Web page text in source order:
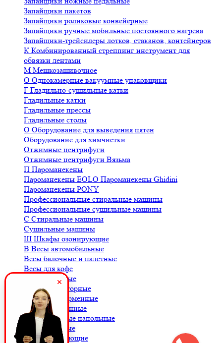
Запайщики пакетов
Запайщики роликовые конвейерные
Запайщики ручные мобильные постоянного нагрева
Запайщики-трейсилеры лотков, стаканов, контейнеров
К Комбинированный стреппинг инструмент для
обвязки лентами
М Мешкозашивочное
О Однокамерные вакуумные упаковщики
Г Гладильно-сушильные катки
Гладильные катки
Гладильные прессы
Гладильные столы
О Оборудование для выведения пятен
Оборудование для химчистки
Отжимные центрифуги
Отжимные центрифуги Вязьма
П Пароманекены
Пароманекены EOLO Пароманекены Ghidini
Пароманекены PONY
Профессиональные стиральные машины
Профессиональные сушильные машины
С Стиральные машины
Сушильные машины
Ш Шкафы озонирующие
В Весы автомобильные
Весы балочные и палетные
Весы для кофе
Весы крановые
Весы лабораторные
Весы платформенные
Весы порционные
Весы товарные напольные
Весы торговые
ККомплектующие